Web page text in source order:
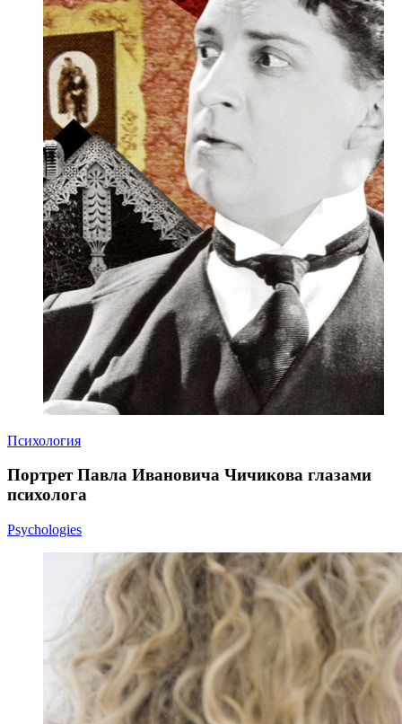
Психология
Портрет Павла Ивановича Чичикова глазами
психолога
Psychologies